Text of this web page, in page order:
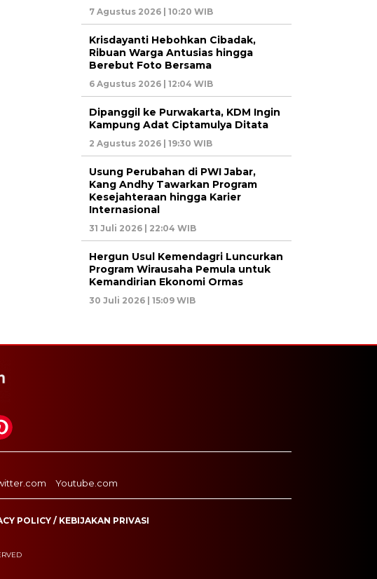
7 Agustus 2026 | 10:20 WIB
Krisdayanti Hebohkan Cibadak,
Ribuan Warga Antusias hingga
Berebut Foto Bersama
6 Agustus 2026 | 12:04 WIB
Dipanggil ke Purwakarta, KDM Ingin
Kampung Adat Ciptamulya Ditata
2 Agustus 2026 | 19:30 WIB
Usung Perubahan di PWI Jabar,
Kang Andhy Tawarkan Program
Kesejahteraan hingga Karier
Internasional
31 Juli 2026 | 22:04 WIB
Hergun Usul Kemendagri Luncurkan
Program Wirausaha Pemula untuk
Kemandirian Ekonomi Ormas
30 Juli 2026 | 15:09 WIB
Youtube.com
POLICY / KEBIJAKAN PRIVASI